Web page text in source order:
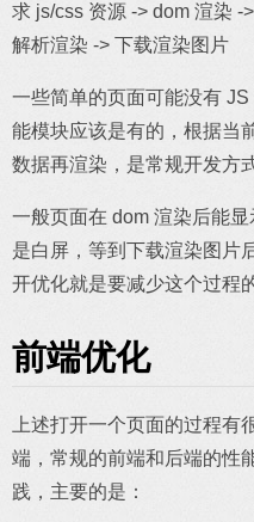
求 js/css 资源 -> dom 渲染 -
解析渲染 -> 下载渲染图片
一些简单的页面可能没有
能模块应该是有的，根据当
数据再渲染，是常规开发方式
一般页面在 dom 渲染后能
是白屏，等到下载渲染图片
开优化就是要减少这个过程
前端优化
上述打开一个页面的过程有
端，常规的前端和后端的性
践，主要的是：